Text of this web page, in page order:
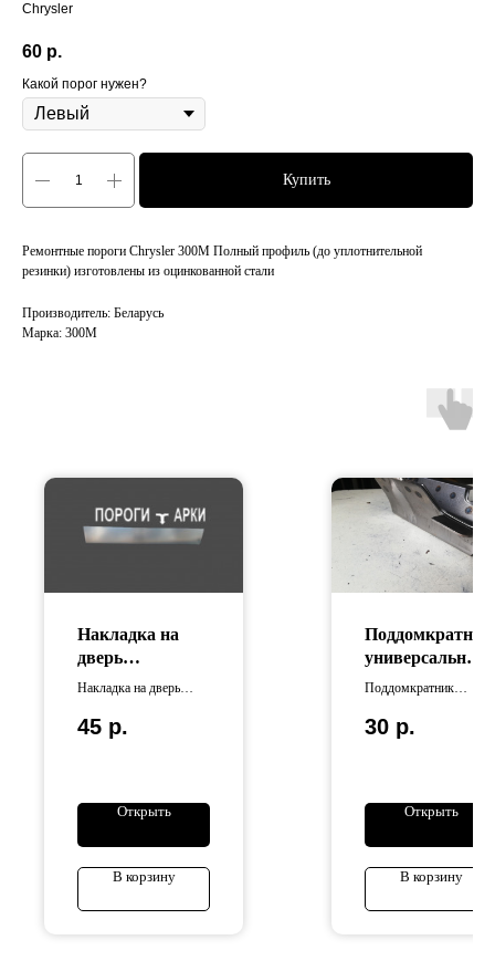
Chrysler
60 р.
Какой порог нужен?
Купить
Ремонтные пороги Chrysler 300M Полный профиль (до уплотнительной
резинки) изготовлены из оцинкованной стали
Производитель: Беларусь
Марка: 300M
Накладка на
дверь
универсальная
Накладка на дверь
изготовлена из
45 р.
Открыть
В корзину
Поддомкратник
универсальный
стальной
Поддомкратник
стальной
30 р.
Открыть
В корзину